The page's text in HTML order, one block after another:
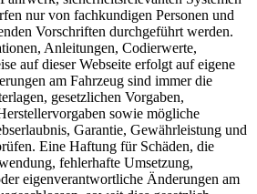
nur von fachkundigen Personen und
Vorschriften durchgeführt werden.
Anleitungen, Codierwerte,
auf dieser Webseite erfolgt auf eigene
am Fahrzeug sind immer die
gesetzlichen Vorgaben,
sowie mögliche
Garantie, Gewährleistung und
Eine Haftung für Schäden, die
fehlerhafte Umsetzung,
eigenverantwortliche Änderungen am